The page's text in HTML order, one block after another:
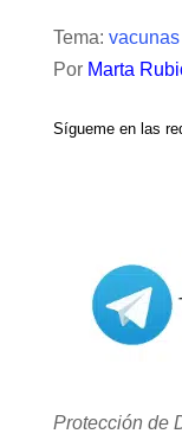
Tema: vacunas
Por Marta
Sígueme en las
Protección de